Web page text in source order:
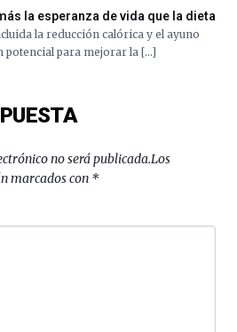
la esperanza de vida que la dieta
la reducción calórica y el ayuno
para mejorar la […]
no será publicada.Los
marcados con *